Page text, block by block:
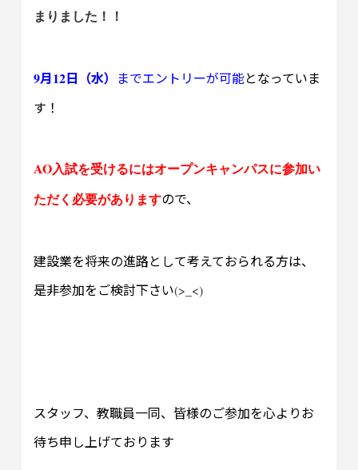
まりました！！
9月12日（水） までエントリーが可能となっていま
す！
AO入試を受けるにはオープンキャンパスに参加い
ただく必要がありますので、
建設業を将来の進路として考えておられる方は、
是非参加をご検討下さい(>_<)
スタッフ、教職員一同、皆様のご参加を心よりお
待ち申し上げております